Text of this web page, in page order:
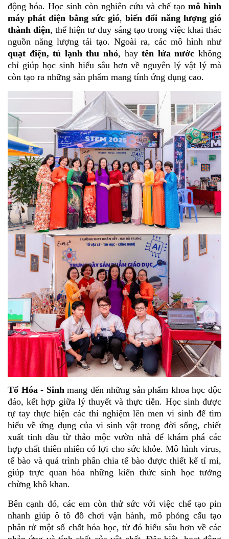
động hóa. Học sinh còn nghiên cứu và chế tạo mô hình
máy phát điện bằng sức gió,biến đổi năng lượng gió
thành điện, thể hiện tư duy sáng tạo trong việc khai thác
nguồn năng lượng tái tạo. Ngoài ra, các mô hình như
quạt điện, tủ lạnh thu nhỏ, haytên lửa nước không
chỉ giúp học sinh hiểu sâu hơn về nguyên lý vật lý mà
còn tạo ra những sản phẩm mang tính ứng dụng cao.
Tổ Hóa - Sinhmang đến những sản phẩm khoa học độc
đáo, kết hợp giữa lý thuyết và thực tiễn. Học sinh được
tự tay thực hiện các thí nghiệm lên men vi sinh để tìm
hiểu về ứng dụng của vi sinh vật trong đời sống, chiết
xuất tinh dầu từ thảo mộc vườn nhà để khám phá các
hợp chất thiên nhiên có lợi cho sức khỏe. Mô hình virus,
tế bào và quá trình phân chia tế bào được thiết kế tỉ mỉ,
giúp trực quan hóa những kiến thức sinh học tưởng
chừng khô khan.
Bên cạnh đó, các em còn thử sức với việc chế tạo pin
nhanh giúp ô tô đồ chơi vận hành, mô phỏng cấu tạo
phân tử một số chất hóa học, từ đó hiểu sâu hơn về các